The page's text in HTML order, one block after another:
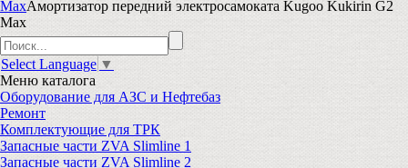
MaxАмортизатор передний электросамоката Kugoo Kukirin G2
Max
Select Language ▼
Меню каталога
Оборудование для АЗС и Нефтебаз
Ремонт
Комплектующие для ТРК
Запасные части ZVA Slimline 1
Запасные части ZVA Slimline 2